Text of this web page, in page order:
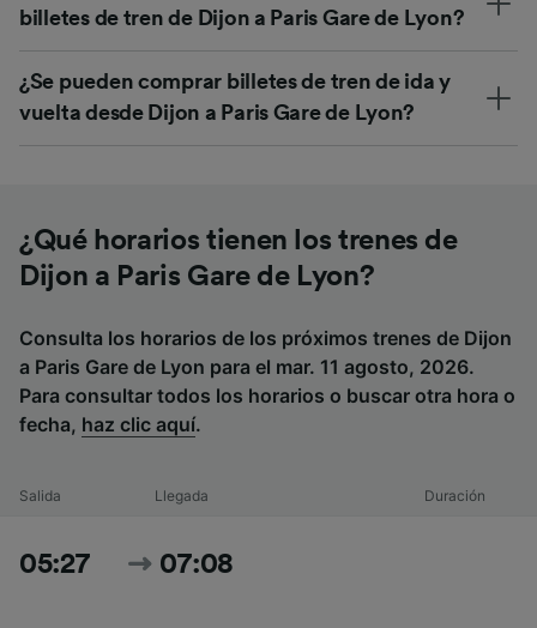
billetes de tren de Dijon a Paris Gare de Lyon?
¿Se pueden comprar billetes de tren de ida y
vuelta desde Dijon a Paris Gare de Lyon?
¿Qué horarios tienen los trenes de
Dijon a Paris Gare de Lyon?
Consulta los horarios de los próximos trenes de Dijon
a Paris Gare de Lyon para el mar. 11 agosto, 2026.
Para consultar todos los horarios o buscar otra hora o
fecha, haz clic aquí.
Salida Llegada Duración
05:27 07:08